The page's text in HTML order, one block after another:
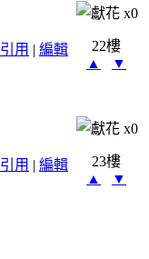
x0
引用 | 編輯
22樓
▲
▼
x0
引用 | 編輯
23樓
▲
▼